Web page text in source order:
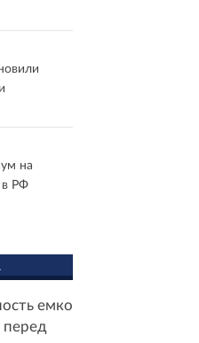
на
в РФ
емко
перед